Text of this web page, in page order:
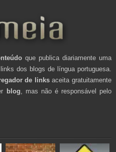
que publica diariamente uma
dos blogs de língua portuguesa.
de linksaceita gratuitamente
blog , mas não é responsável pelo